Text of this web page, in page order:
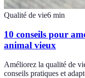
Qualité de vie6 min
10 conseils pour
animal vieux
Améliorez la qualité de
conseils pratiques et